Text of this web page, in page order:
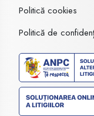
Politică cookies
Politică de